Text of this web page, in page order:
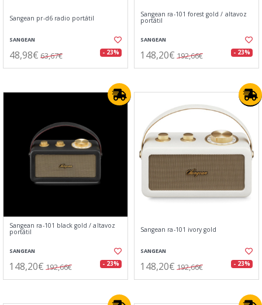
Sangean pr-d6 radio portátil
SANGEAN
48,98€ 63,67€ - 23%
Sangean ra-101 forest gold / altavoz
portátil
SANGEAN
148,20€ 192,66€ - 23%
Sangean ra-101 black gold / altavoz
portátil
SANGEAN
148,20€ 192,66€ - 23%
Sangean ra-101 ivory gold
SANGEAN
148,20€ 192,66€ - 23%